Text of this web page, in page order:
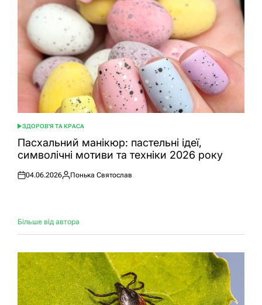
ОПУБЛІКУВАТИ
У
ЗДОРОВ'Я ТА КРАСА
Пасхальний манікюр: пастельні ідеї,
символічні мотиви та техніки 2026 року
Оприлюднено
04.06.2026
Опубліковано
Понька Святослав
Більше від автора